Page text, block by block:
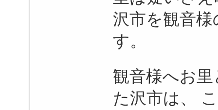
沢市を観音
す。
観音様へお
た沢市は、